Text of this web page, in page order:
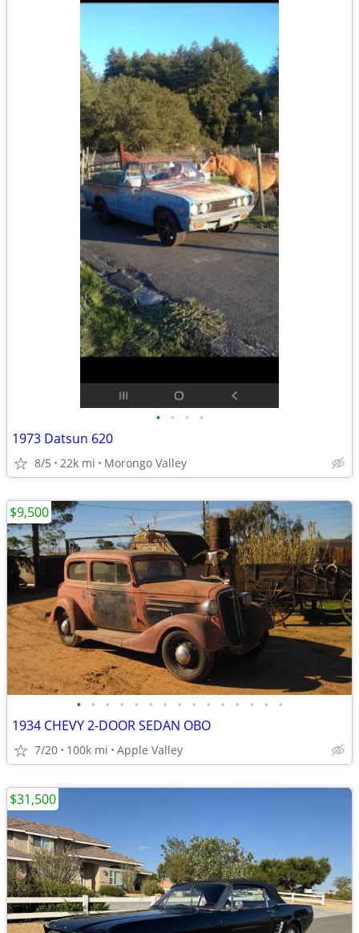
• • • •
1973 Datsun 620
8/5 22k mi Morongo Valley
• • • • • • • • • • • • • • •
1934 CHEVY 2-DOOR SEDAN OBO
7/20 100k mi Apple Valley
$9,500
$31,500